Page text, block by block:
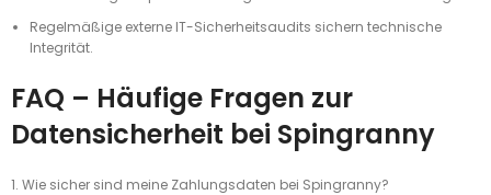
Regelmäßige externe IT-Sicherheitsaudits sichern technische
Integrität.
FAQ – Häufige Fragen zur
Datensicherheit bei Spingranny
1. Wie sicher sind meine Zahlungsdaten bei Spingranny?